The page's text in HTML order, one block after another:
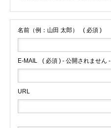
事業内容
求人情報
HOME 会社概要 事業内容
名前（例：山田 太郎） ( 必須 )
E-MAIL ( 必須 ) - 公開されません -
URL